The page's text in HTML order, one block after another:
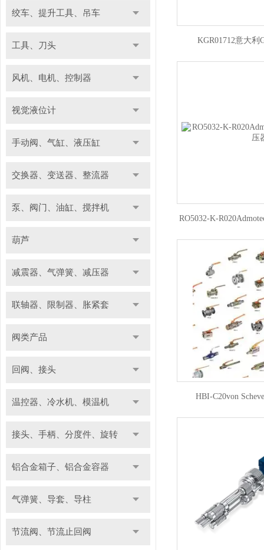
绞车、提升工具、吊车
工具、刀头
风机、电机、控制器
视觉液位计
手动阀、气缸、液压缸
交换器、变送器、整流器
泵、阀门、油缸、搅拌机
葫芦
减震器、气弹簧、减压器
联轴器、限制器、胀紧套
阀类产品
回阀、接头
温控器、冷水机、模温机
接头、手柄、分度件、旋转
铝合金箱子、铝合金容器
气弹簧、导套、导柱
节流阀、节流止回阀
KGR01712意大利
RO5032-K-
HBI-C20von